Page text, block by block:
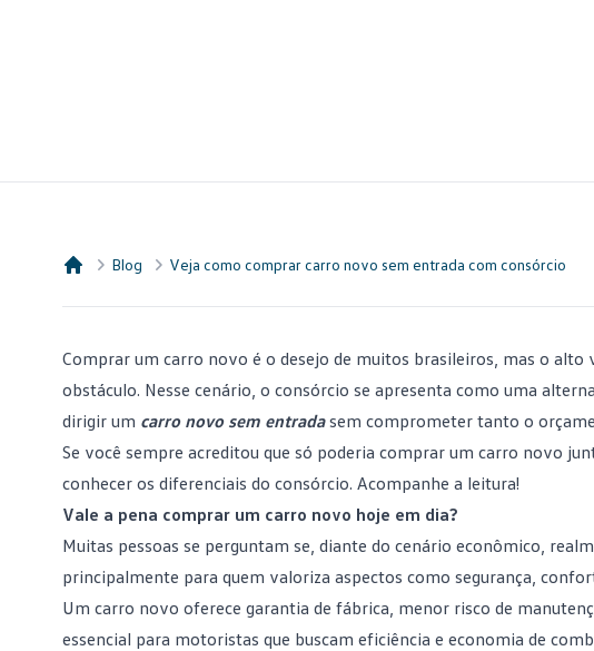
Blog Veja como comprar carro novo sem entrada com consórcio
Comprar um carro novo é o desejo de muitos brasileiros, mas o alto
obstáculo. Nesse cenário, o consórcio se apresenta como uma
dirigir um carro novo sem entradasem comprometer tanto o
Se você sempre acreditou que só poderia comprar um carro novo
conhecer os diferenciais do consórcio. Acompanhe a leitura!
Vale a pena comprar um carro novo hoje em dia?
Muitas pessoas se perguntam se, diante do cenário econômico,
principalmente para quem valoriza aspectos como segurança,
Um carro novo oferece garantia de fábrica, menor risco de
essencial para motoristas que buscam eficiência e economia de